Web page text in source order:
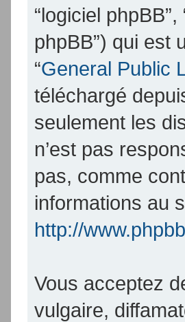
“logiciel
phpBB”) qui est
“General Public
téléchargé
seulement les
n’est pas
pas, comme
informations au
http://
Vous acceptez
vulgaire,